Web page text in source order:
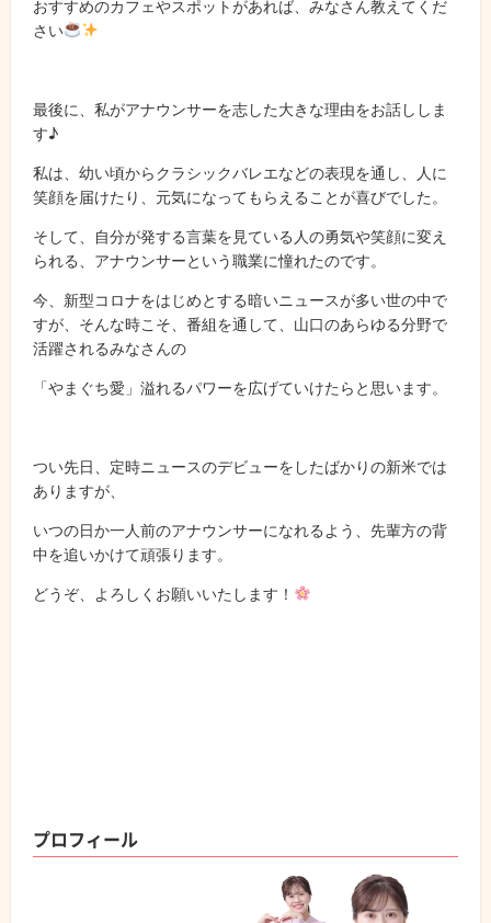
おすすめのカフェやスポットがあれば、みなさん教えてくだ
さい
最後に、私がアナウンサーを志した大きな理由をお話ししま
す♪
私は、幼い頃からクラシックバレエなどの表現を通し、人に
笑顔を届けたり、元気になってもらえることが喜びでした。
そして、自分が発する言葉を見ている人の勇気や笑顔に変え
られる、アナウンサーという職業に憧れたのです。
今、新型コロナをはじめとする暗いニュースが多い世の中で
すが、そんな時こそ、番組を通して、山口のあらゆる分野で
活躍されるみなさんの
「やまぐち愛」溢れるパワーを広げていけたらと思います。
つい先日、定時ニュースのデビューをしたばかりの新米では
ありますが、
いつの日か一人前のアナウンサーになれるよう、先輩方の背
中を追いかけて頑張ります。
どうぞ、よろしくお願いいたします！
プロフィール